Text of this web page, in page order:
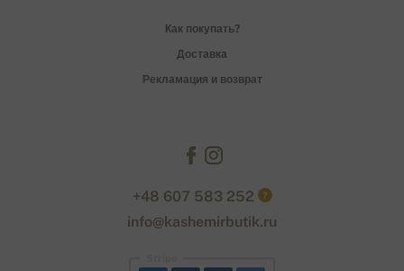
Как покупать?
Доставка
Рекламация и возврат
+48 607 583 252 ?
info@kashemirbutik.ru